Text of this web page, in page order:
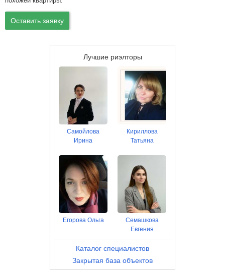
Оставить заявку
Лучшие риэлторы
Самойлова
Ирина
Кириллова
Татьяна
Егорова Ольга
Семашкова
Евгения
Каталог специалистов
Закрытая база объектов